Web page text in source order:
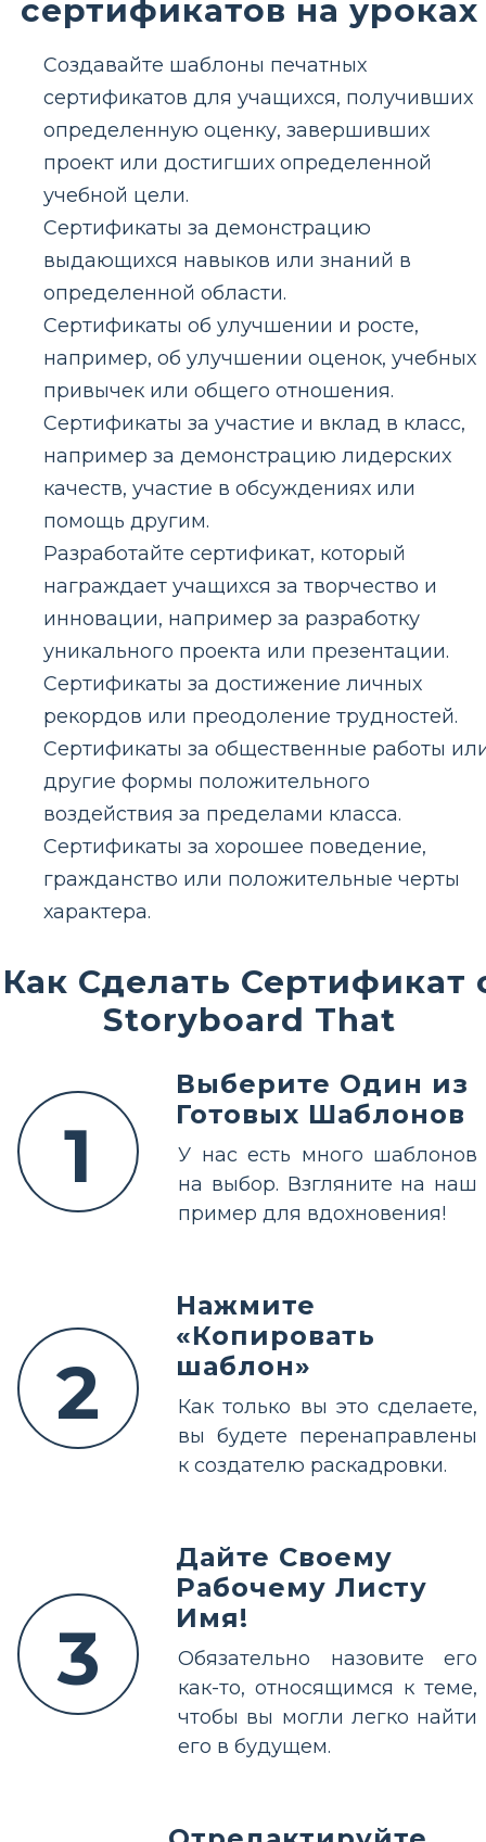
сертификатов на уроках
Создавайте шаблоны печатных
сертификатов для учащихся, получивших
определенную оценку, завершивших
проект или достигших определенной
учебной цели.
Сертификаты за демонстрацию
выдающихся навыков или знаний в
определенной области.
Сертификаты об улучшении и росте,
например, об улучшении оценок, учебных
привычек или общего отношения.
Сертификаты за участие и вклад в класс,
например за демонстрацию лидерских
качеств, участие в обсуждениях или
помощь другим.
Разработайте сертификат, который
награждает учащихся за творчество и
инновации, например за разработку
уникального проекта или презентации.
Сертификаты за достижение личных
рекордов или преодоление трудностей.
Сертификаты за общественные работы
другие формы положительного
воздействия за пределами класса.
Сертификаты за хорошее поведение,
гражданство или положительные черты
характера.
Как Сделать Сертификат
Storyboard That
1
Выберите Один из
Готовых Шаблонов
У нас есть много шаблонов
на выбор. Взгляните на наш
пример для вдохновения!
2
Нажмите
«Копировать
шаблон»
Как только вы это сделаете,
вы будете перенаправлены
к создателю раскадровки.
3
Дайте Своему
Рабочему Листу
Имя!
Обязательно назовите его
как-то, относящимся к теме,
чтобы вы могли легко найти
его в будущем.